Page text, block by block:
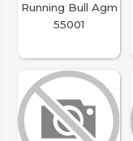
Running Bull Agm
55001